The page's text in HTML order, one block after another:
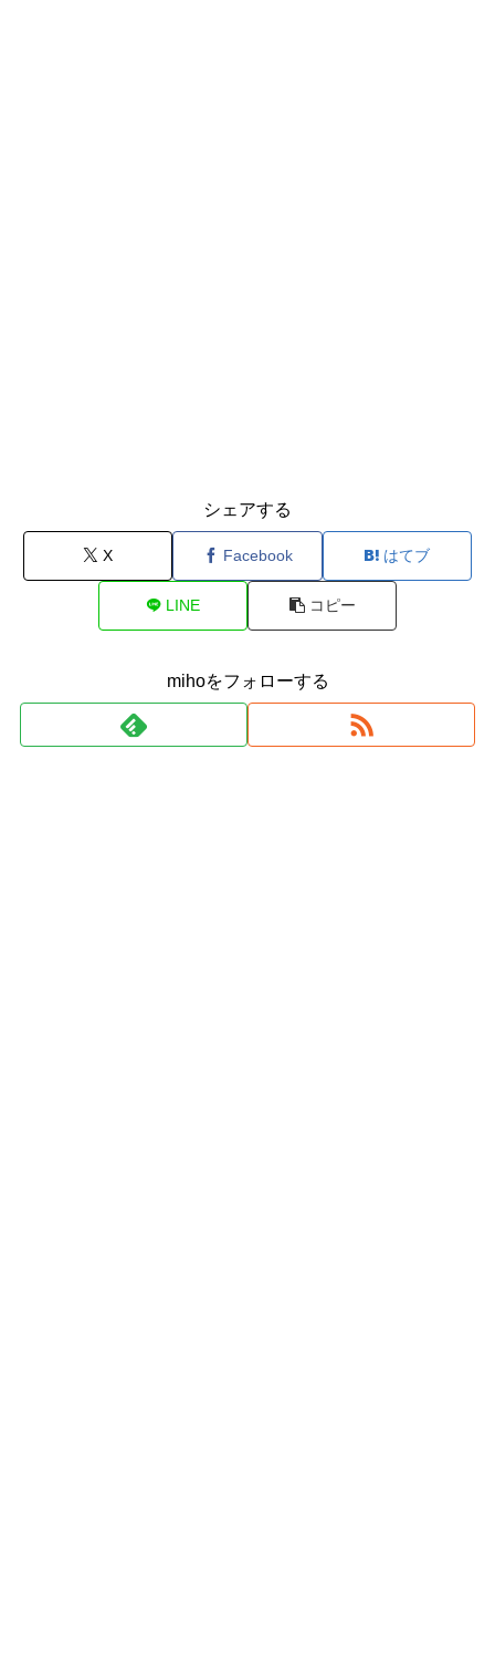
シェアする
X Facebook はてブ
LINE コピー
mihoをフォローする